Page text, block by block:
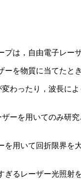
は，自由電子レ
を物質に当てたと
わったり，波長に
ーを用いてのみ研
用いて回折限界を
るレーザー光照射